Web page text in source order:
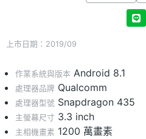
上市日期：2019/09
作業系統與版本 Android 8.1
處理器品牌 Qualcomm
處理器型號 Snapdragon 435
主螢幕尺寸 3.3 inch
主相機畫素 1200 萬畫素